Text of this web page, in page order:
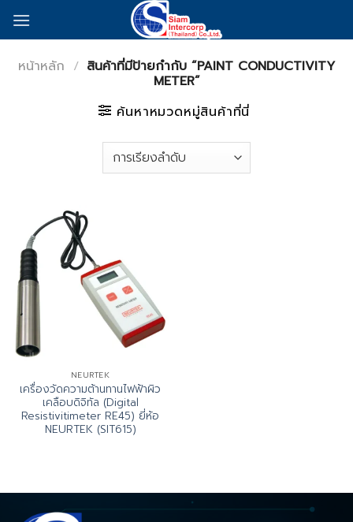
หน้าหลัก / สินค้าที่มีป้ายกำกับ “PAINT CONDUCTIVITY
METER”
ค้นหาหมวดหมู่สินค้าที่นี่
NEURTEK
เครื่องวัดความต้านทานไฟฟ้าผิว
เคลือบดิจิทัล (Digital
Resistivitimeter RE45) ยี่ห้อ
NEURTEK (SIT615)